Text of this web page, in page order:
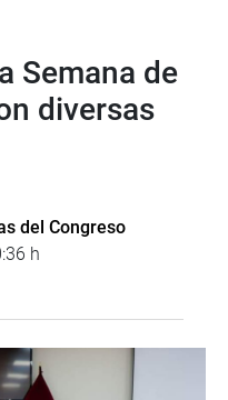
Semana de
diversas
del Congreso
h